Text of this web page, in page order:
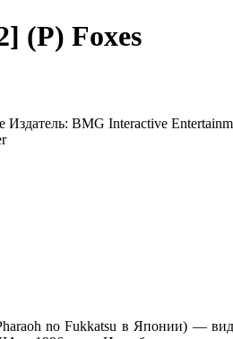
(P) Foxes
Издатель: BMG Interactive
no Fukkatsu в Японии) —